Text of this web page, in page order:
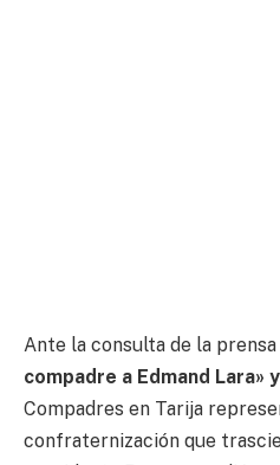
Ante la consulta de la prensa
compadre a Edmand Lara» y
Compadres en Tarija
confraternización que